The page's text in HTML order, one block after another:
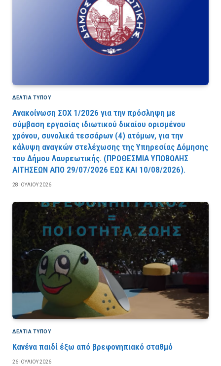
ΔΕΛΤΙΑ ΤΥΠΟΥ
Ανακοίνωση ΣΟΧ 1/2026 για την πρόσληψη με
σύμβαση εργασίας ιδιωτικού δικαίου ορισμένου
χρόνου, συνολικά τεσσάρων (4) ατόμων, για την
κάλυψη αναγκών στελέχωσης της Υπηρεσίας Δόμησης
του Δήμου Λαυρεωτικής. (ΠPOΘEΣMIA YΠOBOΛHΣ
AITHΣEΩN AΠO 29/07/2026 EΩΣ KAI 10/08/2026).
28 ΙΟΥΛΊΟΥ 2026
ΔΕΛΤΙΑ ΤΥΠΟΥ
Κανένα παιδί έξω από βρεφονηπιακό σταθμό
26 ΙΟΥΛΊΟΥ 2026